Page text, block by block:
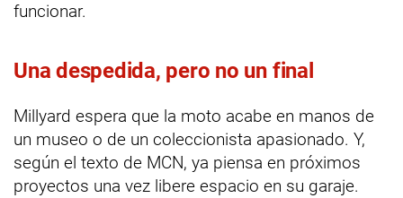
funcionar.
Una despedida, pero no un final
Millyard espera que la moto acabe en manos de
un museo o de un coleccionista apasionado. Y,
según el texto de MCN, ya piensa en próximos
proyectos una vez libere espacio en su garaje.